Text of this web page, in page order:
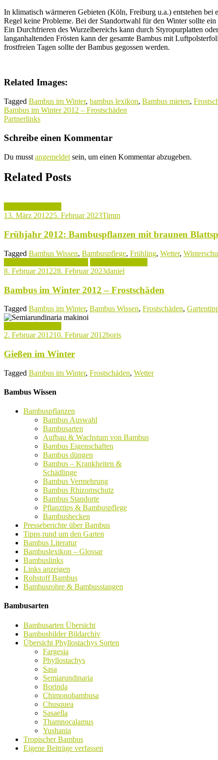
In klimatisch wärmeren Gebieten (Köln, Freiburg u.a.) entstehen
Regel keine Probleme. Bei der Standortwahl für den Winter sollte
Ein Durchfrieren des Wurzelbereichs kann durch Styropurplatten
langanhaltenden Frösten kann der gesamte Bambus mit
frostfreien Tagen sollte der Bambus gegossen werden.
Related Images:
Tagged Bambus im Winter, bambus lexikon, Bambus mieten,
Beitragsnavigation
Bambus im Winter 2012 – Frostschäden
Partnerlinks
Schreibe einen Kommentar
Du musst angemeldet sein, um einen Kommentar abzugeben.
Related Posts
13. März 201225. Februar 2023Timm
Frühjahr 2012: Bambuspflanzen mit braunen
Tagged Bambus Wissen, Bambuspflege, Frühling, Wetter,
8. Februar 201228. Februar 2023daniel
Bambus im Winter 2012 – Frostschäden
Tagged Bambus im Winter, Bambus Wissen, Frostschäden,
2. Februar 201210. Februar 2012boris
Gießen im Winter
Tagged Bambus im Winter, Frostschäden, Wetter
Bambus Wissen
Bambuspflanzen
Bambus Auswahl
Bambusarten
Aufbau & Wachstum von Bambus
Bambus Eigenschaften
Bambus düngen
Bambus – Krankheiten &
Schädlinge
Bambus Vermehrung
Bambus Rhizomschutz
Bambus Standorte
Pflanztips & Bambuspflege
Bambushecken
Presseberichte über Bambus
Tipps rund um den Garten
Bambus Literatur
Bambuslexikon – Glossar
Bambuslinks
Links anzeigen
Rohstoff Bambus
Bambusrohre & Bambusstangen
Bambusarten
Bambusarten Übersicht
Bambusbilder Bildarchiv
Übersicht Phyllostachys Sorten
Fargesia
Phyllostachys
Sasa
Semiarundinaria
Borinda
Chimonobambusa
Chusquea
Sasaella
Thamnocalamus
Yushania
Tropischer Bambus
Eigene Beiträge verfassen